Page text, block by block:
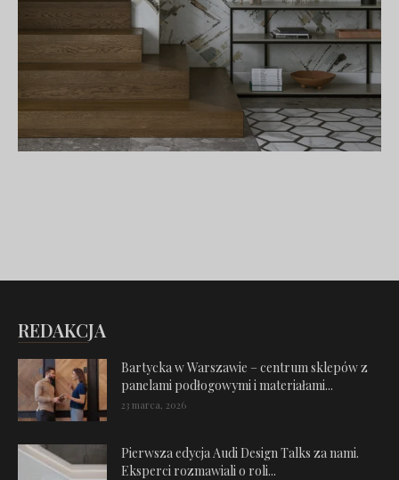
REDAKCJA
Bartycka w Warszawie – centrum sklepów z
panelami podłogowymi i materiałami...
23 marca, 2026
Pierwsza edycja Audi Design Talks za nami.
Eksperci rozmawiali o roli...